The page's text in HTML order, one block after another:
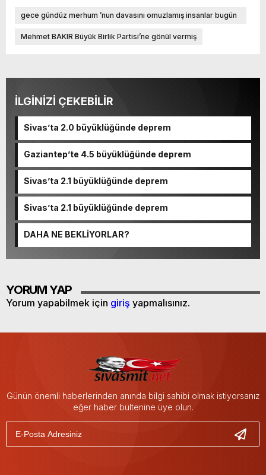
gece gündüz merhum ’nun davasını omuzlamış insanlar bugün
bu tabloya bakınca ne düşünüyor gerçekten merak ediyorum.
Mehmet BAKIR Büyük Birlik Partisi’ne gönül vermiş
İLGİNİZİ ÇEKEBİLİR
Sivas’ta 2.0 büyüklüğünde deprem
Gaziantep’te 4.5 büyüklüğünde deprem
Sivas’ta 2.1 büyüklüğünde deprem
Sivas’ta 2.1 büyüklüğünde deprem
DAHA NE BEKLİYORLAR?
YORUM YAP
Yorum yapabilmek için giriş yapmalısınız.
Günün önemli haberlerinden anında bilgi sahibi olmak istiyorsanız
eğer haber bültenine üye olun.